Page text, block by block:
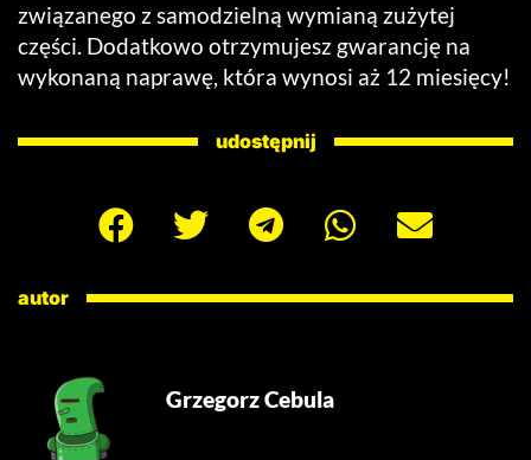
związanego z samodzielną wymianą zużytej
części. Dodatkowo otrzymujesz gwarancję na
wykonaną naprawę, która wynosi aż 12 miesięcy!
udostępnij
autor
Grzegorz Cebula